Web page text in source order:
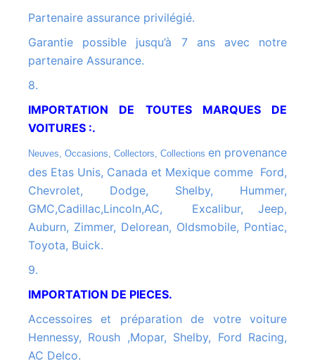
Partenaire assurance privilégié.
Garantie possible jusqu’à 7 ans avec notre
partenaire Assurance.
8.
IMPORTATION DE TOUTES MARQUES DE
VOITURES :.
Neuves, Occasions, Collectors, Collections en provenance
des Etas Unis, Canada et Mexique comme Ford,
Chevrolet, Dodge, Shelby, Hummer,
GMC,Cadillac,Lincoln,AC, Excalibur, Jeep,
Auburn, Zimmer, Delorean, Oldsmobile, Pontiac,
Toyota, Buick.
9.
IMPORTATION DE PIECES.
Accessoires et préparation de votre voiture
Hennessy, Roush ,Mopar, Shelby, Ford Racing,
AC Delco.